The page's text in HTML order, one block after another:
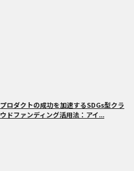
プロダクトの成功を加速するSDGs型クラ
ウドファンディング活用法：アイ...